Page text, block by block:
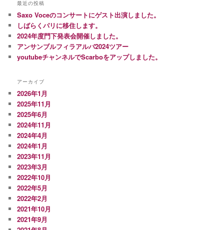
最近の投稿
Saxo Voceのコンサートにゲスト出演しました。
しばらくパリに移住します。
2024年度門下発表会開催しました。
アンサンブルフィラアルバ2024ツアー
youtubeチャンネルでScarboをアップしました。
アーカイブ
2026年1月
2025年11月
2025年6月
2024年11月
2024年4月
2024年1月
2023年11月
2023年3月
2022年10月
2022年5月
2022年2月
2021年10月
2021年9月